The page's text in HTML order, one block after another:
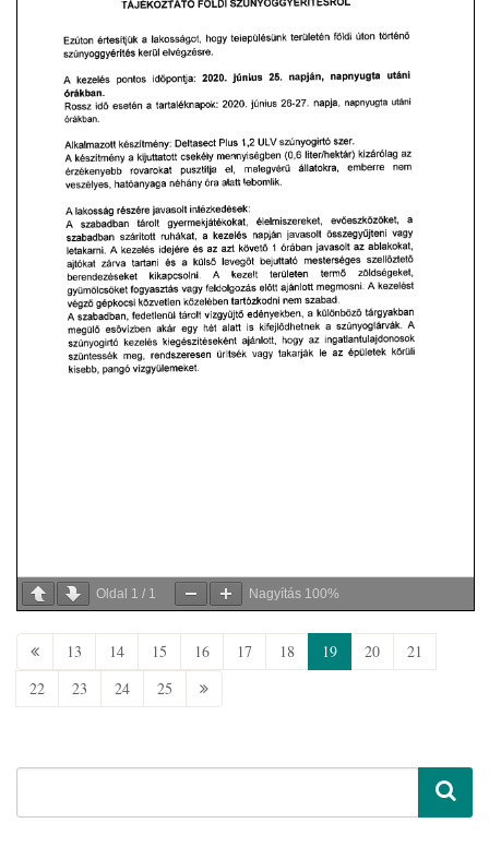
Oldal 1 / 1 Nagyítás 100%
13 14 15 16 17 18 19 20
21
22
23 24 25